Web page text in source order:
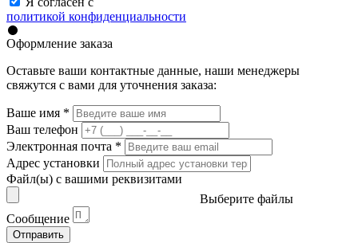
политикой конфиденциальности
Оформление заказа
Оставьте ваши контактные данные, наши менеджеры
свяжутся с вами для уточнения заказа:
Ваше имя *
Ваш телефон
Электронная почта *
Адрес установки
Файл(ы) с вашими реквизитами
Выберите файлы
Сообщение
Отправить